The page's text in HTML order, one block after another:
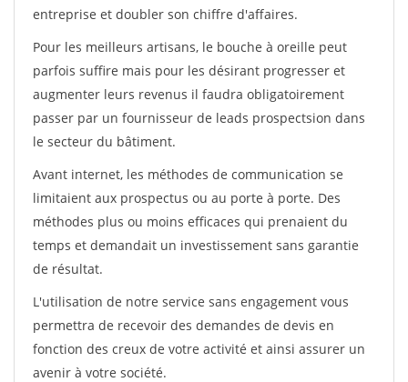
entreprise et doubler son chiffre d'affaires.
Pour les meilleurs artisans, le bouche à oreille peut
parfois suffire mais pour les désirant progresser et
augmenter leurs revenus il faudra obligatoirement
passer par un fournisseur de leads prospectsion dans
le secteur du bâtiment.
Avant internet, les méthodes de communication se
limitaient aux prospectus ou au porte à porte. Des
méthodes plus ou moins efficaces qui prenaient du
temps et demandait un investissement sans garantie
de résultat.
L'utilisation de notre service sans engagement vous
permettra de recevoir des demandes de devis en
fonction des creux de votre activité et ainsi assurer un
avenir à votre société.